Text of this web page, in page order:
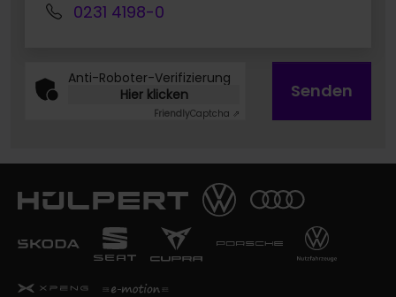
0231 4198-0
Anti-Roboter-Verifizierung
Hier klicken
FriendlyCaptcha ⇗
Senden